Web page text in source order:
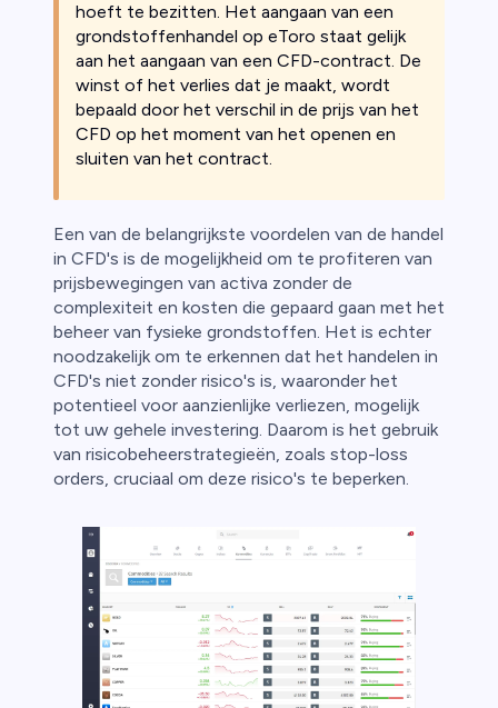
hoeft te bezitten. Het aangaan van een
grondstoffenhandel op eToro staat gelijk
aan het aangaan van een CFD-contract. De
winst of het verlies dat je maakt, wordt
bepaald door het verschil in de prijs van het
CFD op het moment van het openen en
sluiten van het contract.
Een van de belangrijkste voordelen van de handel
in CFD's is de mogelijkheid om te profiteren van
prijsbewegingen van activa zonder de
complexiteit en kosten die gepaard gaan met het
beheer van fysieke grondstoffen. Het is echter
noodzakelijk om te erkennen dat het handelen in
CFD's niet zonder risico's is, waaronder het
potentieel voor aanzienlijke verliezen, mogelijk
tot uw gehele investering. Daarom is het gebruik
van risicobeheerstrategieën, zoals stop-loss
orders, cruciaal om deze risico's te beperken.